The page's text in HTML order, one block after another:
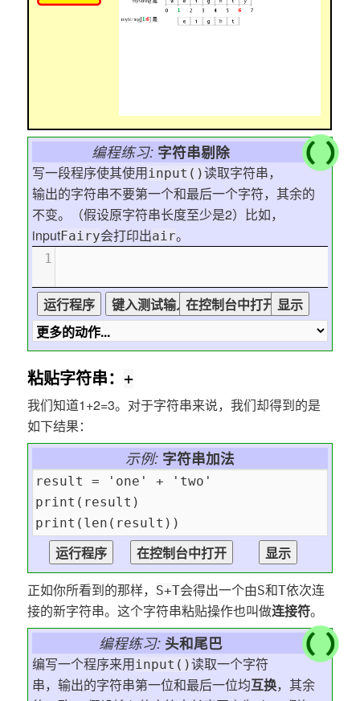
编程练习: 字符串剔除
写一段程序使其使用input()读取字符串，
输出的字符串不要第一个和最后一个字符，其余的
不变。（假设原字符串长度至少是2）比如，
inputFairy会打印出air。
1
粘贴字符串：+
我们知道1+2=3。对于字符串来说，我们却得到的是
如下结果：
示例: 字符串加法
正如你所看到的那样， S+T会得出一个由S和T依次连
接的新字符串。这个字符串粘贴操作也叫做连接符。
编程练习: 头和尾巴
编写一个程序来用input()读取一个字符
串，输出的字符串第一位和最后一位均互换，其余